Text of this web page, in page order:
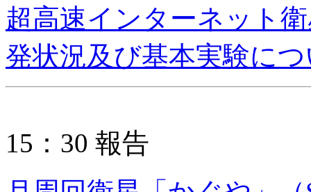
超高速インターネット
発状況及び基本実験に
15：30 報告